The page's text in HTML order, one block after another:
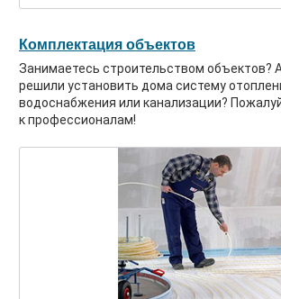
Комплектация объектов
Занимаетесь строительством объектов?
решили установить дома систему
водоснабжения или канализации?
к профессионалам!